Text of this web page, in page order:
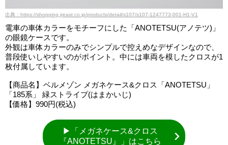
出典：https://shopping.jreast.co.jp/products/detail/s107/s107-1247773-001-H1-V1
電車の車体カラーをモチーフにした「ANOTETSU(アノテツ)」
の眼鏡ケースです。
外観は車体カラーのみでシンプルで控えめなデザインなので、
普段使いしやすいのがポイント。中には車両を模したクロスが1
枚付属しています。
【商品名】ベルメゾン メガネケース&クロス「ANOTETSU」
「185系」 緑ストライプ(はまかいじ)
【価格】990円(税込)
▶「メガネケース&クロス
『ANOTETSU』」はこちら